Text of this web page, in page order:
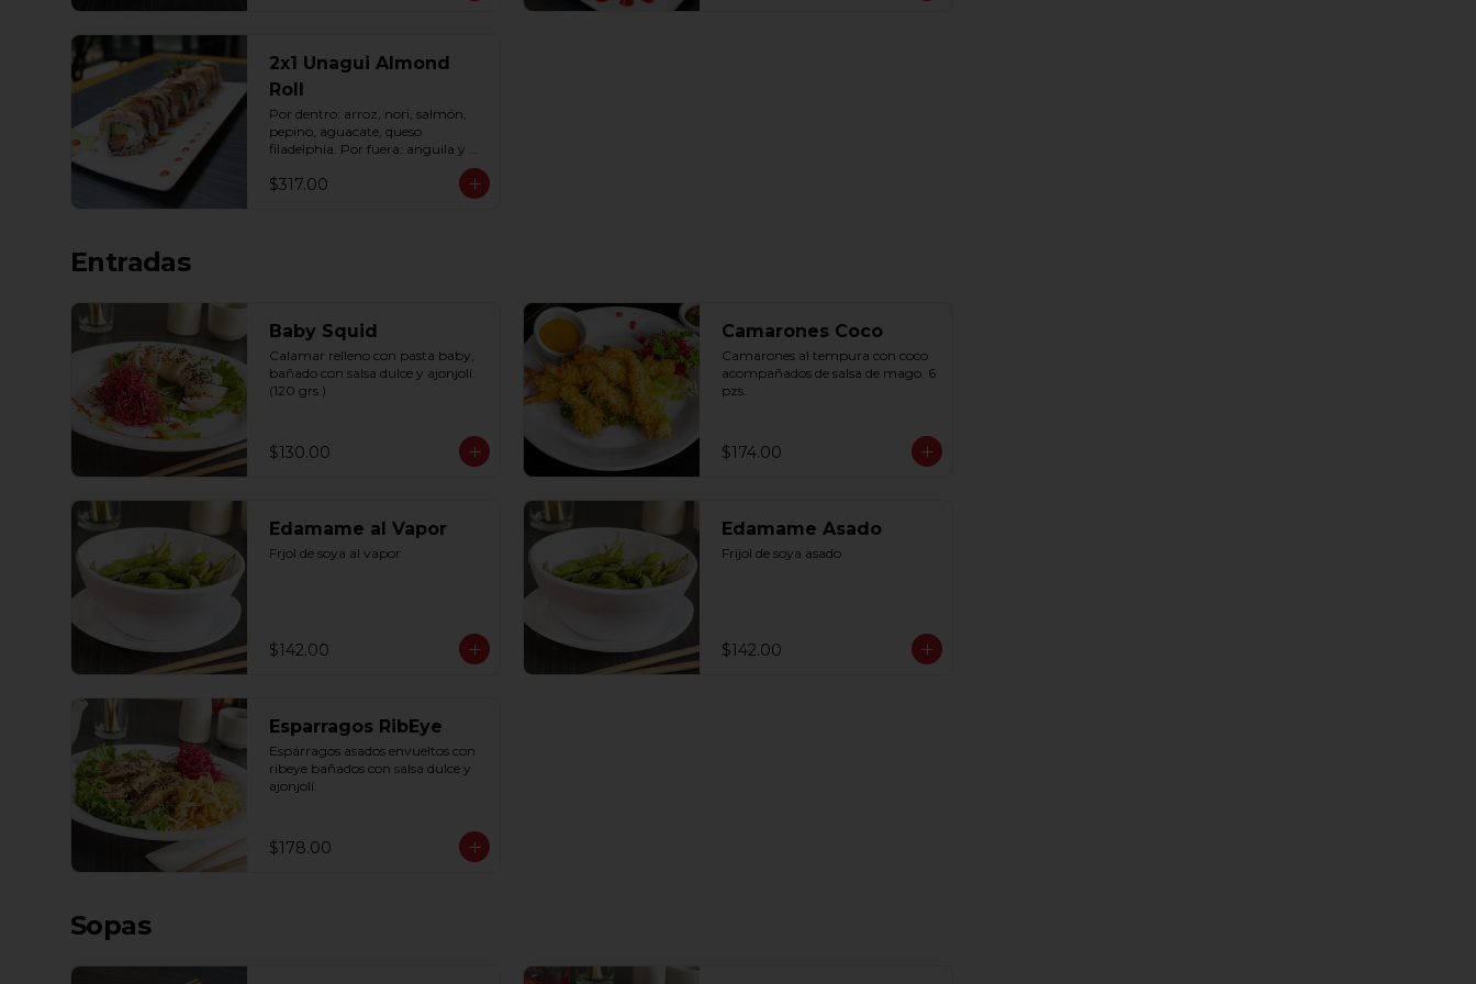
2x1 Unagui Almond
Roll
Por dentro: arroz, nori, salmón,
pepino, aguacate, queso
filadelphia. Por fuera: anguila y
almendra, bañado en salsa dulce
(10 pzas. por rollo).
$317.00
Entradas
Baby Squid
Calamar relleno con pasta baby,
bañado con salsa dulce y ajonjolí.
(120 grs.)
$130.00
Camarones Coco
Camarones al tempura con coco
acompañados de salsa de mago. 6
pzs.
$174.00
Edamame al Vapor
Frjol de soya al vapor
$142.00
Edamame Asado
Frijol de soya asado
$142.00
Esparragos RibEye
Espárragos asados envueltos con
ribeye bañados con salsa dulce y
ajonjolí.
$178.00
Sopas